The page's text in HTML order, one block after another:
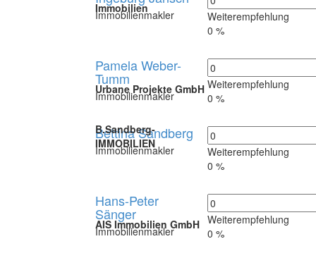
Immobilienmakler
Immobilien
Weiterempfehlung
0 %
Pamela Weber-
Tumm
Immobilienmakler
Urbane Projekte GmbH Weiterempfehlung
0 %
Bettina Sandberg
Immobilienmakler
B.Sandberg-
IMMOBILIEN
Weiterempfehlung
0 %
Hans-Peter
Sänger
Immobilienmakler
AIS Immobilien GmbH Weiterempfehlung
0 %